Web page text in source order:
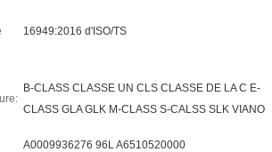
16949:2016 d'ISO/TS
B-CLASS CLASSE UN CLS CLASSE DE LA C E-
CLASS GLA GLK M-CLASS S-CALSS SLK VIANO
A0009936276 96L A6510520000